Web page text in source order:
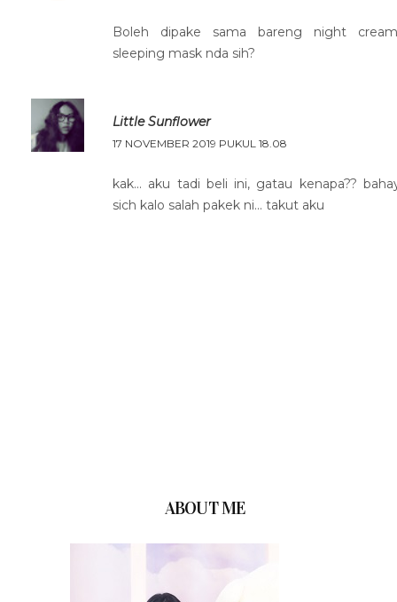
Boleh dipake sama bareng night
sleeping mask nda sih?
Little Sunflower
17 NOVEMBER 2019 PUKUL 18.08
kak... aku tadi beli ini, gatau kenapa??
sich kalo salah pakek ni... takut aku
ABOUT ME